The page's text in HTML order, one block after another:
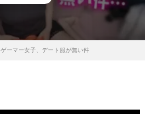
ゲーマー女子、デート服が無い件